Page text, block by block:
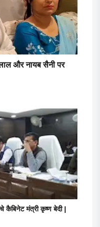
और नायब सैनी पर
कैबिनेट मंत्री कृष्ण बेदी |